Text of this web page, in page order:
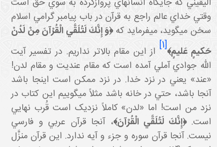
اليقيني که جايگاه انسان هاي پروازکرده به سوي حق است
وقتي خداي عالم راجع به قرآن در باب پيامبر گرامي اسلام
سخن مي گويد، مي فرمايد که﴿وَ إِنَّكَ لَتُلَقَّي الْقُرْآنَ مِنْ لَدُنْ
حَكيمٍ عَليمٍ﴾[1]
از اين مقام بالاتر نداريم. در تفسير آيت
الله جوادي آملي آمده است که مقام عنديت و مقام لدن!
«عند» يعني در نزد خدا. در نزد ممکن است اينجا باشد
آنجا باشد، حتي در خانه باشد مثلاً مي گوييم اين کتاب در
نزد من است! اما «لدن» کاملاً نزديک است قُرب نهايي
است.﴿إِنَّكَ لَتُلَقَّي الْقُرْآنَ﴾، آنجا قرآن عربي و فارسي
نيست. آنجا قرآن سوره و جزء و آيه ندارد. اين قرآن منزَّل